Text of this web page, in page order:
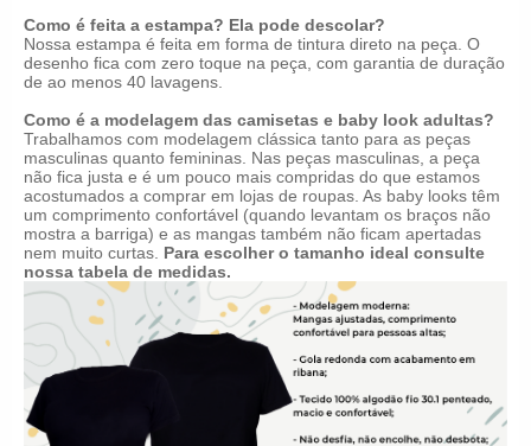
Como é feita a estampa? Ela pode descolar?
Nossa estampa é feita em forma de tintura direto na peça. O
desenho fica com zero toque na peça, com garantia de duração
de ao menos 40 lavagens.
Como é a modelagem das camisetas e baby look adultas?
Trabalhamos com modelagem clássica tanto para as peças
masculinas quanto femininas. Nas peças masculinas, a peça
não fica justa e é um pouco mais compridas do que estamos
acostumados a comprar em lojas de roupas. As baby looks têm
um comprimento confortável (quando levantam os braços não
mostra a barriga) e as mangas também não ficam apertadas
nem muito curtas. Para escolher o tamanho ideal consulte
nossa tabela de medidas.